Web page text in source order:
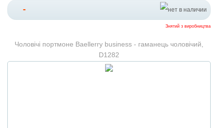
-
Знятий з виробництва
Чоловічі портмоне Baellerry business - гаманець чоловічий,
D1282